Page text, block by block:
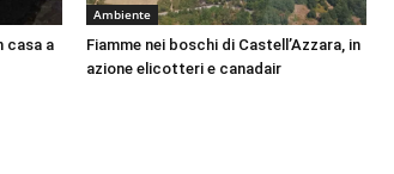
casa a
Ambiente
Fiamme nei boschi di Castell’Azzara, in
azione elicotteri e canadair